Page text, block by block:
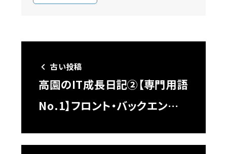
古い投稿
高園のIT成長日記②【専門用語
No.1】フロント・バックエン…